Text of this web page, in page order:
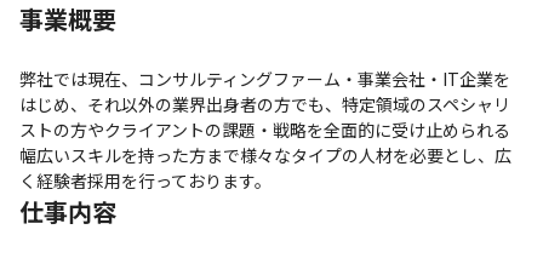
事業概要
弊社では現在、コンサルティングファーム・事業会社・IT企業を
はじめ、それ以外の業界出身者の方でも、特定領域のスペシャリ
ストの方やクライアントの課題・戦略を全面的に受け止められる
幅広いスキルを持った方まで様々なタイプの人材を必要とし、広
く経験者採用を行っております。
仕事内容